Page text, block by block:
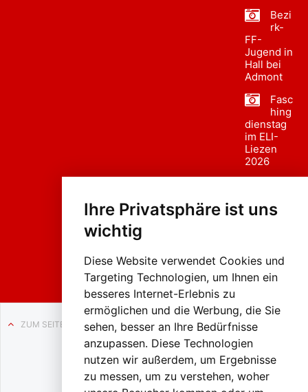
Ihre Privatsphäre ist uns
wichtig
Diese Website verwendet Cookies und
Targeting Technologien, um Ihnen ein
besseres Internet-Erlebnis zu
ermöglichen und die Werbung, die Sie
sehen, besser an Ihre Bedürfnisse
anzupassen. Diese Technologien
nutzen wir außerdem, um Ergebnisse
zu messen, um zu verstehen, woher
Bezi
rk-
FF-
Jugend in
Hall bei
Admont
Fasc
hing
dienstag
im ELI-
Liezen
2026
sumzug
Liezen
ZUM SEITENANFANG
Auf BLO24.at werben?
+43 (0)664 2226600